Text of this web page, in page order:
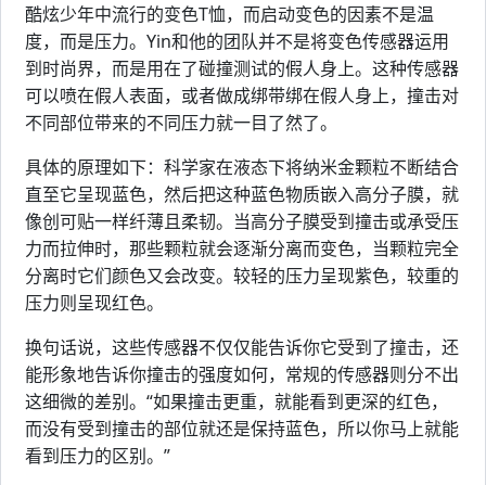
酷炫少年中流行的变色T恤，而启动变色的因素不是温
度，而是压力。Yin和他的团队并不是将变色传感器运用
到时尚界，而是用在了碰撞测试的假人身上。这种传感器
可以喷在假人表面，或者做成绑带绑在假人身上，撞击对
不同部位带来的不同压力就一目了然了。
具体的原理如下：科学家在液态下将纳米金颗粒不断结合
直至它呈现蓝色，然后把这种蓝色物质嵌入高分子膜，就
像创可贴一样纤薄且柔韧。当高分子膜受到撞击或承受压
力而拉伸时，那些颗粒就会逐渐分离而变色，当颗粒完全
分离时它们颜色又会改变。较轻的压力呈现紫色，较重的
压力则呈现红色。
换句话说，这些传感器不仅仅能告诉你它受到了撞击，还
能形象地告诉你撞击的强度如何，常规的传感器则分不出
这细微的差别。“如果撞击更重，就能看到更深的红色，
而没有受到撞击的部位就还是保持蓝色，所以你马上就能
看到压力的区别。”